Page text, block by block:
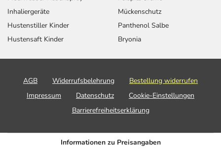
Inhaliergeräte
Hustenstiller Kinder
Hustensaft Kinder
Mückenschutz
Panthenol Salbe
Bryonia
AGB Widerrufsbelehrung
Bestellung widerrufen
Impressum
Datenschutz
Cookie-Einstellungen
Barrierefreiheitserklärung
Informationen zu Preisangaben